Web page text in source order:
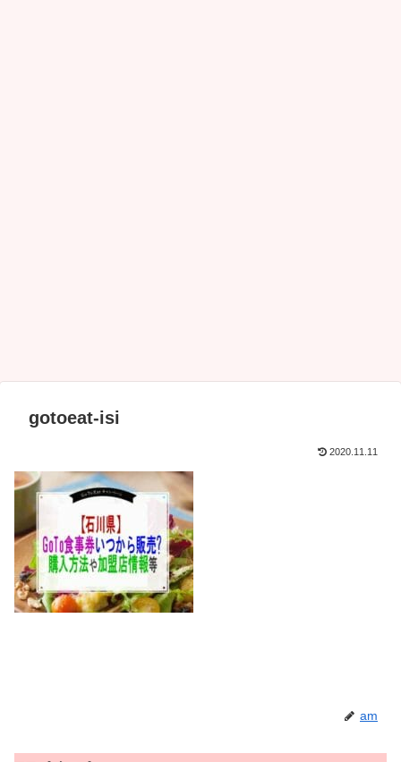
gotoeat-isi
2020.11.11
am